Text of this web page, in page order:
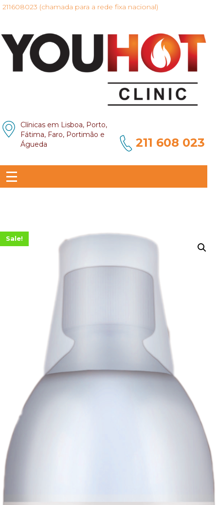
211608023 (chamada para a rede fixa nacional)
Clínicas em Lisboa, Porto,
Fátima, Faro, Portimão e
Águeda
211 608 023
Sale!